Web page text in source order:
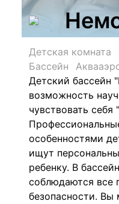
Детская комната
Бассейн
Детский бассейн
возможность
чувствовать
особенностями
ищут
ребенку. В
соблюдаются все
безопасности.